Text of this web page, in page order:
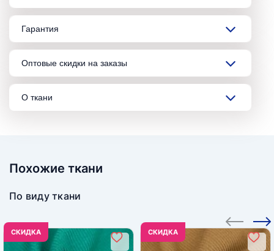
Гарантия
Оптовые скидки на заказы
О ткани
Похожие ткани
По виду ткани
CКИДКА CКИДКА